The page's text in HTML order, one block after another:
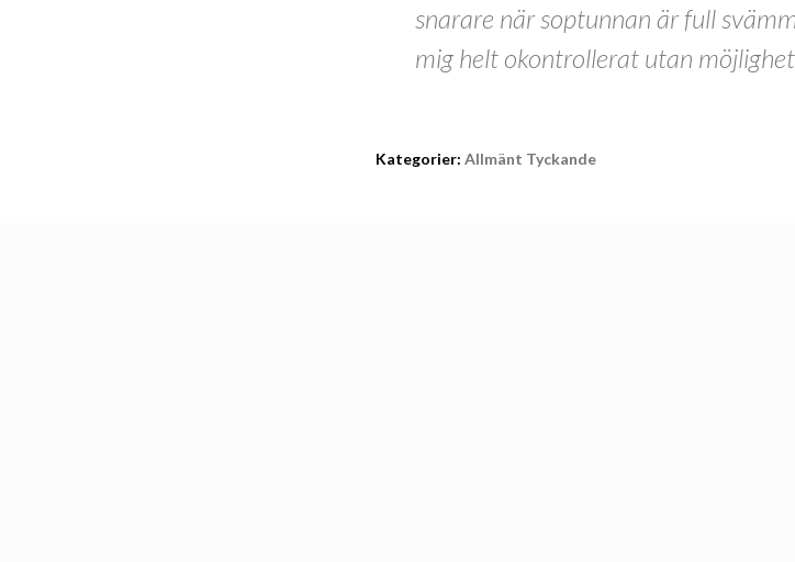
snarare när soptunnan är full
mig helt okontrollerat utan
Kategorier: Allmänt Tyckande